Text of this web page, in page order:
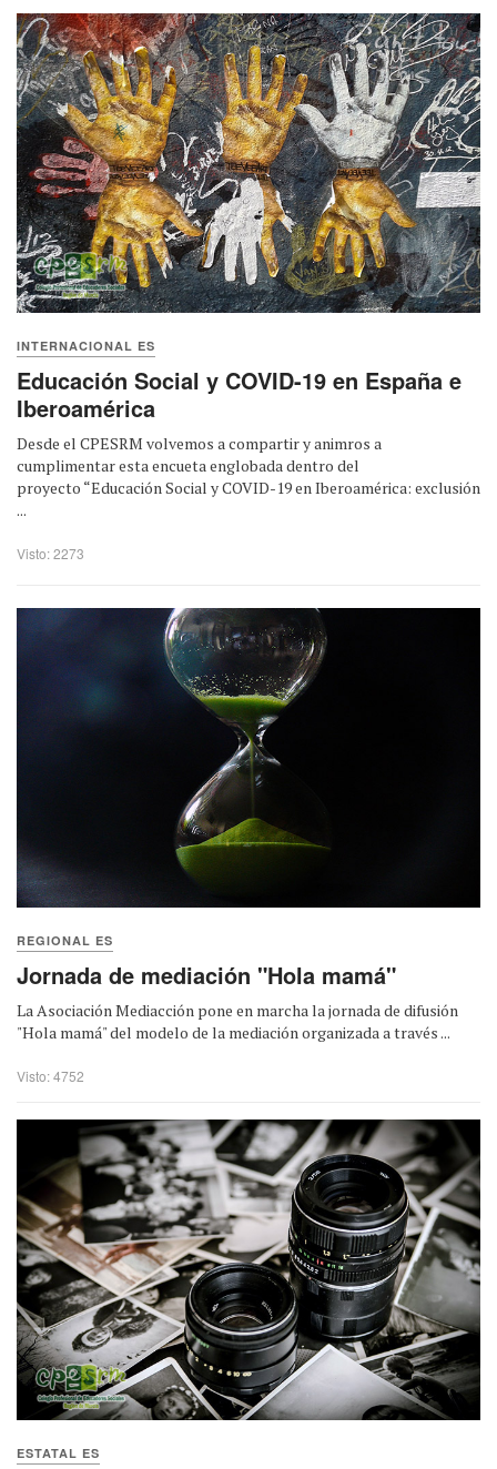
INTERNACIONAL ES
Educación Social y COVID-19 en España e
Iberoamérica
Desde el CPESRM volvemos a compartir y animros a
cumplimentar esta encueta englobada dentro del
proyecto “Educación Social y COVID-19 en Iberoamérica: exclusión
...
Visto: 2273
REGIONAL ES
Jornada de mediación "Hola mamá"
La Asociación Mediacción pone en marcha la jornada de difusión
"Hola mamá" del modelo de la mediación organizada a través ...
Visto: 4752
ESTATAL ES